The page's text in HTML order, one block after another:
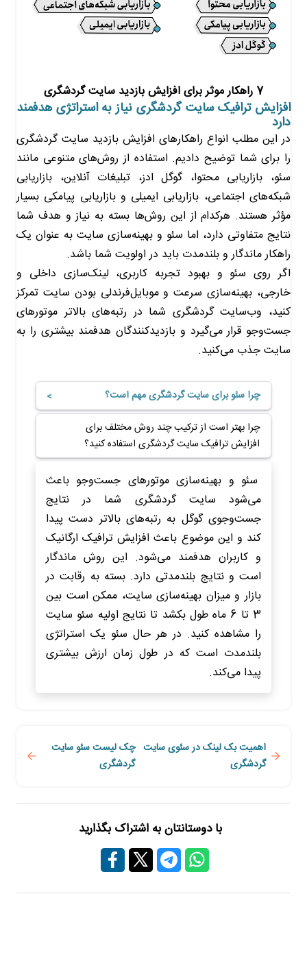
7 راهکار موثر برای افزایش بازدید سایت گردشگری
افزایش ترافیک سایت گردشگری نیاز به استراتژی هدفمند
دارد
در این مطلب انواع راهکارهای افزایش بازدید سایت‌ گردشگری
را برای شما توضیح دادیم. استفاده از روش‌های متنوعی مانند
سئو، بازاریابی محتوا، گوگل ادز، تبلیغات آنلاین، بازاریابی
شبکه‌های اجتماعی، بازاریابی ایمیلی و بازاریابی پیامکی بسیار
مؤثر هستند. هرکدام از این روش‌ها بسته به نیاز و هدف شما
نتایج متفاوتی دارد، اما سئو و بهینه‌سازی سایت به عنوان یک
راهکار ماندگار و بلندمدت باید در اولویت شما باشد.
اگر روی سئو و بهبود تجربه کاربری، لینک‌سازی داخلی و
خارجی، بهینه‌سازی سرعت و موبایل‌فرندلی بودن سایت تمرکز
کنید، وب‌سایت گردشگری شما در رتبه‌های بالاتر موتورهای
جست‌وجو قرار می‌گیرد و بازدیدکنندگان هدفمند بیشتری را به
سایت جذب می‌کنید.
چرا سئو برای سایت گردشگری مهم است؟
چرا بهتر است از ترکیب چند روش مختلف برای
افزایش ترافیک سایت گردشگری استفاده کنید؟
سئو و بهینه‌سازی موتورهای جست‌وجو باعث
می‌شود سایت گردشگری شما در نتایج
جست‌وجوی گوگل به رتبه‌های بالاتر دست پیدا
کند و این موضوع باعث افزایش ترافیک ارگانیک
و کاربران هدفمند می‌شود. این روش ماندگار
است و نتایج بلندمدتی دارد. بسته به رقابت در
بازار و میزان بهینه‌سازی سایت، ممکن است بین
3 تا 6 ماه طول بکشد تا نتایج اولیه سئو سایت
را مشاهده کنید. در هر حال سئو یک استراتژی
بلندمدت است که در طول زمان ارزش بیشتری
پیدا می‌کند.
اهمیت بک لینک در سئوی سایت
گردشگری
چک لیست سئو سایت
گردشگری
با دوستانتان به اشتراک بگذارید